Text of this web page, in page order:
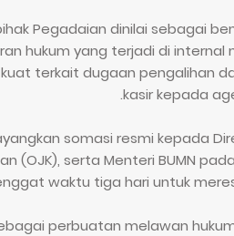
Pegadaian dinilai sebagai
hukum yang terjadi di internal
terkait dugaan pengalihan
kasir kepada
somasi resmi kepada
(OJK), serta Menteri BUMN
waktu tiga hari untuk
perbuatan melawan